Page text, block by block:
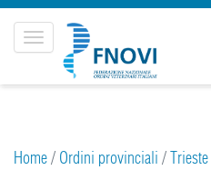
Toggle
navigation
Home/ Ordini provinciali /Trieste